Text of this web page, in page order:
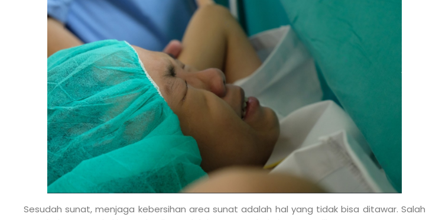
Sesudah sunat, menjaga kebersihan area sunat adalah hal yang tidak bisa ditawar. Salah